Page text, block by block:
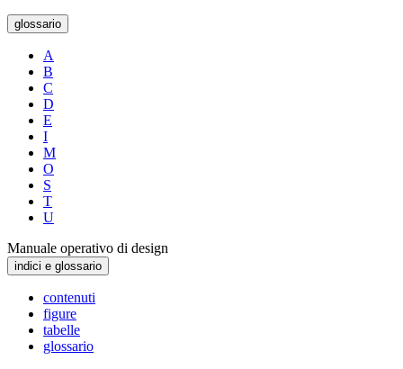
glossario
A
B
C
D
E
I
M
O
S
T
U
Manuale operativo di design
indici e glossario
contenuti
figure
tabelle
glossario